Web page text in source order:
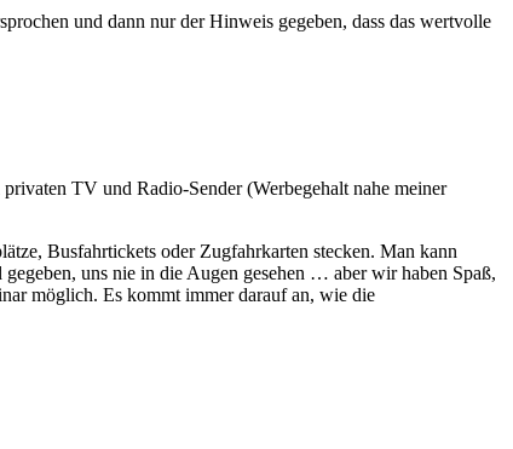
und dann nur der Hinweis gegeben, dass das wertvolle
TV und Radio-Sender (Werbegehalt nahe meiner
Busfahrtickets oder Zugfahrkarten stecken. Man kann
uns nie in die Augen gesehen … aber wir haben Spaß,
möglich. Es kommt immer darauf an, wie die